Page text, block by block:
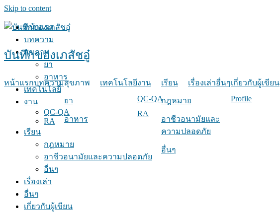
Skip to content
บันทึกของเภสัชอู๋
หน้าแรกบทความสุขภาพ
ยา
อาหาร
เทคโนโลยีงาน
QC-QA
RA
เรียน
กฎหมาย
อาชีวอนามัยและ
ความปลอดภัย
อื่นๆ
เรื่องเล่าอื่นๆเกี่ยวกับผู้เขียน
Profile
หน้าแรก
บทความ
สุขภาพ
ยา
อาหาร
เทคโนโลยี
งาน
QC-QA
RA
เรียน
กฎหมาย
อาชีวอนามัยและความปลอดภัย
อื่นๆ
เรื่องเล่า
อื่นๆ
เกี่ยวกับผู้เขียน